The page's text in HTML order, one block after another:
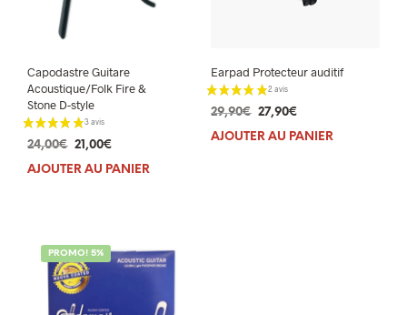
Capodastre Guitare
Acoustique/Folk Fire &
Stone D-style
24,00€ Le
prix
21,00€
prix
AJOUTER AU PANIER
Earpad Protecteur auditif
29,90€ Le
prix
27,90€Le
prix
AJOUTER AU PANIER
PROMO! 5%